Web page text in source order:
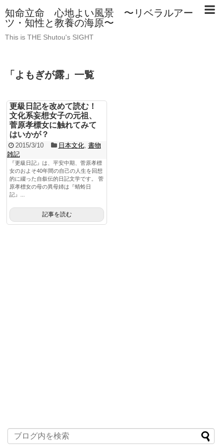
知命立命 心地よい風景 〜リベラルアー
ツ・知性と教養の海原〜
This is THE Shutou's SIGHT
「 よもぎが露 」 一覧
更級日記を改めて読む！
文化系妄想女子の元祖、
菅原孝標女に触れてみて
はいかが？
2015/3/10 日本文化, 書物
雑記
『更級日記』は、平安中期、菅原孝標
女のおよそ40年間の自己の人生を回想
的に綴った自叙伝的日記文学です。 菅
原孝標女の母の異母姉は『蜻蛉日
記』...
記事を読む